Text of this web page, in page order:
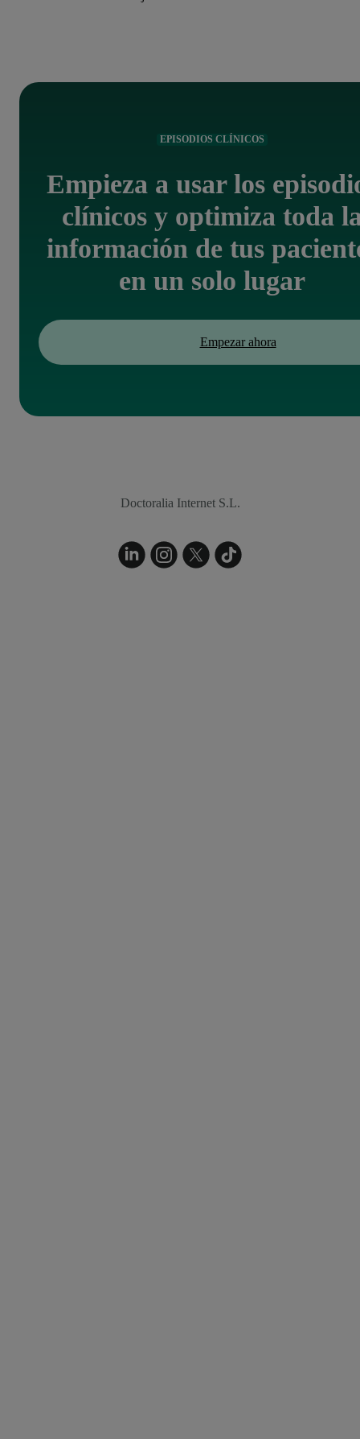
EPISODIOS CLÍNICOS
Empieza a usar los
clínicos y optimiza toda
información de tus
en un solo lugar
Empezar ahora
Doctoralia Internet S.L.